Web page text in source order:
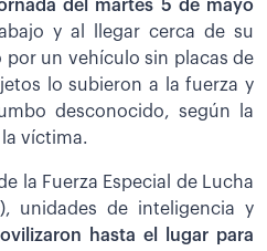
del martes 5 de mayo
y al llegar cerca de su
un vehículo sin placas de
lo subieron a la fuerza y
desconocido, según la
víctima.
la Fuerza Especial de Lucha
unidades de inteligencia y
hasta el lugar para